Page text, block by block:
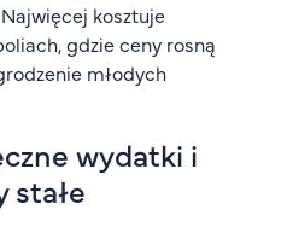
kosztuje
gdzie ceny rosną
młodych
wydatki i
stałe